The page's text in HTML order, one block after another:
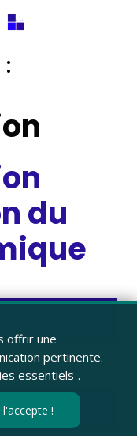
du
offrir une
pertinente.
essentiels .
l'accepte !